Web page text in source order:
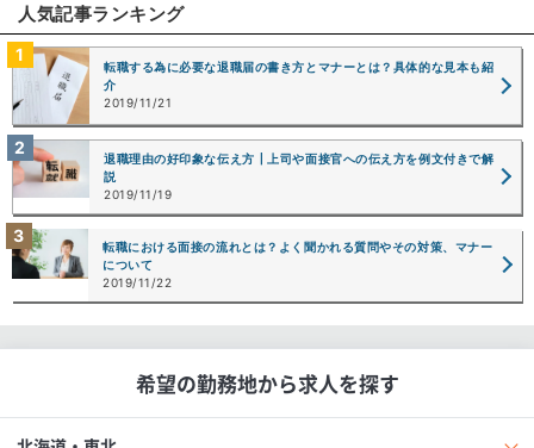
人気記事ランキング
転職する為に必要な退職届の書き方とマナーとは？具体的な見本も紹
介
2019/11/21
退職理由の好印象な伝え方┃上司や面接官への伝え方を例文付きで解
説
2019/11/19
転職における面接の流れとは？よく聞かれる質問やその対策、マナー
について
2019/11/22
希望の勤務地から求人を探す